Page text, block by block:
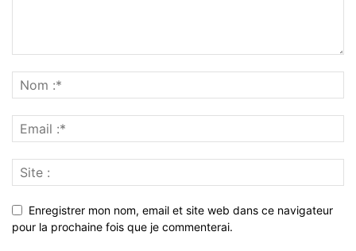
Enregistrer mon nom, email et site web dans ce navigateur
pour la prochaine fois que je commenterai.